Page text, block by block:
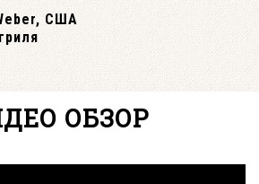
США
ОБЗОР